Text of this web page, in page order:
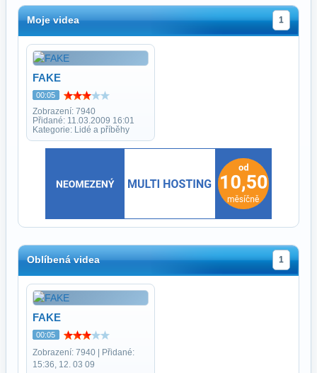
Moje videa 1
FAKE
00:05
Zobrazení: 7940
Přidané: 11.03.2009 16:01
Kategorie: Lidé a příběhy
Oblíbená videa 1
FAKE
00:05
Zobrazení: 7940 | Přidané:
15:36, 12. 03 09